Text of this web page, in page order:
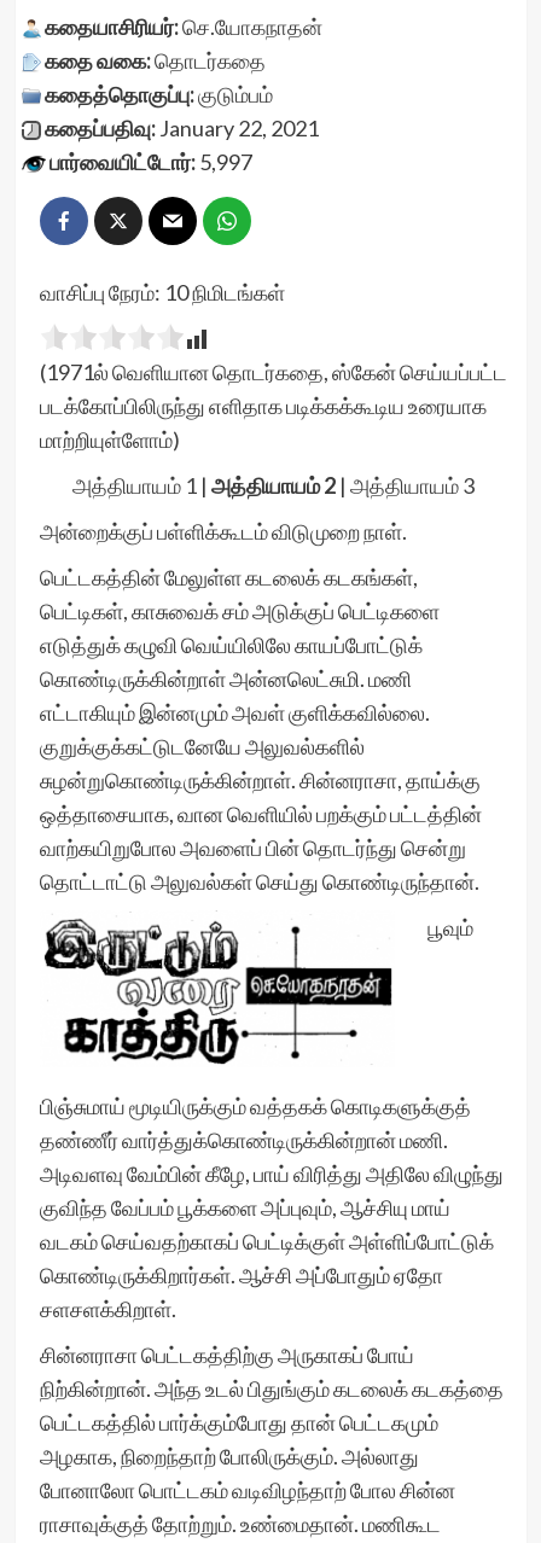
கதையாசிரியர்:செ.யோகநாதன்
கதை வகை:தொடர்கதை
கதைத்தொகுப்பு:குடும்பம்
கதைப்பதிவு:January 22, 2021
பார்வையிட்டோர்:5,997
வாசிப்பு நேரம்: 10நிமிடங்கள்
(1971ல் வெளியான தொடர்கதை, ஸ்கேன் செய்யப்பட்ட
படக்கோப்பிலிருந்து எளிதாக படிக்கக்கூடிய உரையாக
மாற்றியுள்ளோம்)
அத்தியாயம் 1 | அத்தியாயம் 2 | அத்தியாயம் 3
அன்றைக்குப் பள்ளிக்கூடம் விடுமுறை நாள்.
பெட்டகத்தின் மேலுள்ள கடலைக் கடகங்கள்,
பெட்டிகள், காசுவைக் சம் அடுக்குப் பெட்டிகளை
எடுத்துக் கழுவி வெய்யிலிலே காயப்போட்டுக்
கொண்டிருக்கின்றாள் அன்னலெட்சுமி. மணி
எட்டாகியும் இன்னமும் அவள் குளிக்கவில்லை.
குறுக்குக்கட்டுடனேயே அலுவல்களில்
சுழன்றுகொண்டிருக்கின்றாள். சின்னராசா, தாய்க்கு
ஒத்தாசையாக, வான வெளியில் பறக்கும் பட்டத்தின்
வாற்கயிறுபோல அவளைப் பின் தொடர்ந்து சென்று
தொட்டாட்டு அலுவல்கள் செய்து கொண்டிருந்தான்.
பூவும்
பிஞ்சுமாய் மூடியிருக்கும் வத்தகக் கொடிகளுக்குத்
தண்ணீர் வார்த்துக்கொண்டிருக்கின்றான் மணி.
அடிவளவு வேம்பின் கீழே, பாய் விரித்து அதிலே விழுந்து
குவிந்த வேப்பம் பூக்களை அப்புவும், ஆச்சியு மாய்
வடகம் செய்வதற்காகப் பெட்டிக்குள் அள்ளிப்போட்டுக்
கொண்டிருக்கிறார்கள். ஆச்சி அப்போதும் ஏதோ
சளசளக்கிறாள்.
சின்னராசா பெட்டகத்திற்கு அருகாகப் போய்
நிற்கின்றான். அந்த உடல் பிதுங்கும் கடலைக் கடகத்தை
பெட்டகத்தில் பார்க்கும்போது தான் பெட்டகமும்
அழகாக, நிறைந்தாற் போலிருக்கும். அல்லாது
போனாலோ பொட்டகம் வடிவிழந்தாற் போல சின்ன
ராசாவுக்குத் தோற்றும். உண்மைதான். மணிகூட